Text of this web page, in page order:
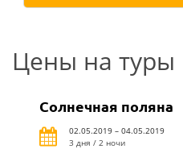
Цены на туры
Солнечная поляна
02.05.2019 – 04.05.2019
3 дня / 2 ночи